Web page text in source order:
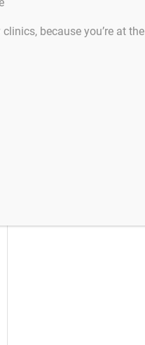
because you’re at the